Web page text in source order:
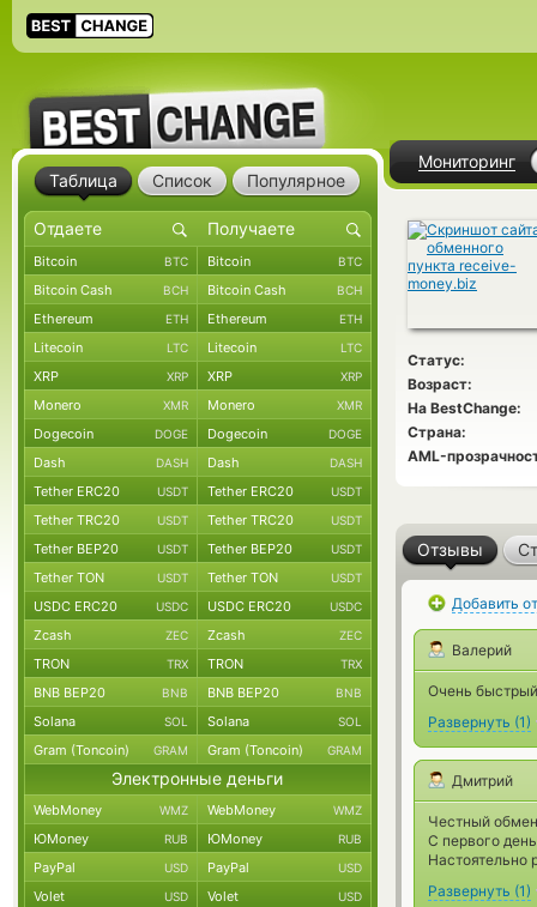
Мониторинг
Статус:
Возраст:
На BestChange:
Страна:
AML-
Отзывы
Добавить
Валерий
Очень
Развернуть (1)
Дмитрий
Честный
С первого
Настоятельно
Развернуть (1)
Таблица Список Популярное
Bitcoin BTC Bitcoin BTC
Bitcoin Cash BCH Bitcoin Cash BCH
Ethereum ETH Ethereum ETH
Litecoin LTC Litecoin LTC
XRP XRP XRP XRP
Monero XMR Monero XMR
Dogecoin DOGE Dogecoin DOGE
Dash DASH Dash DASH
Tether ERC20 USDT Tether ERC20 USDT
Tether TRC20 USDT Tether TRC20 USDT
Tether BEP20 USDT Tether BEP20 USDT
Tether TON USDT Tether TON USDT
USDC ERC20 USDC USDC ERC20 USDC
Zcash ZEC Zcash ZEC
TRON TRX TRON TRX
BNB BEP20 BNB BNB BEP20 BNB
Solana SOL Solana SOL
Gram (Toncoin) GRAM Gram (Toncoin) GRAM
Электронные деньги
WebMoney WMZ WebMoney WMZ
ЮMoney RUB ЮMoney RUB
PayPal USD PayPal USD
Volet USD Volet USD